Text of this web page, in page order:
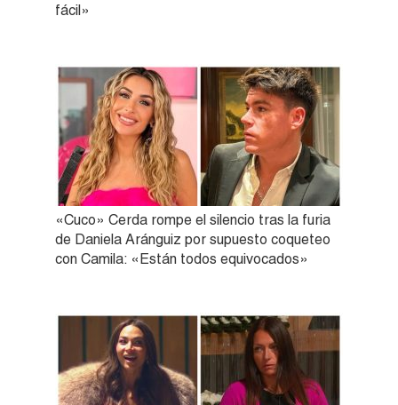
fácil»
«Cuco» Cerda rompe el silencio tras la furia
de Daniela Aránguiz por supuesto coqueteo
con Camila: «Están todos equivocados»